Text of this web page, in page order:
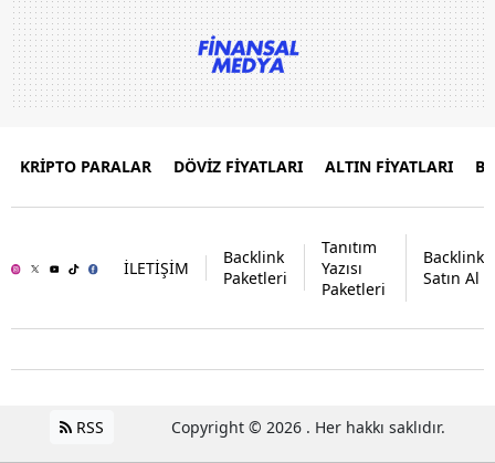
KRİPTO PARALAR DÖVİZ FİYATLARI ALTIN FİYATLARI
İLETİŞİM
Backlink
Paketleri
Tanıtım
Yazısı
Paketleri
Backlink
Satın Al
RSS Copyright © 2026 . Her hakkı saklıdır.